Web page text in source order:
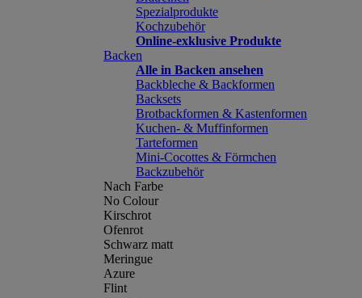
Spezialprodukte
Kochzubehör
Online-exklusive Produkte
Backen
Alle in Backen ansehen
Backbleche & Backformen
Backsets
Brotbackformen & Kastenformen
Kuchen- & Muffinformen
Tarteformen
Mini-Cocottes & Förmchen
Backzubehör
Nach Farbe
No Colour
Kirschrot
Ofenrot
Schwarz matt
Meringue
Azure
Flint